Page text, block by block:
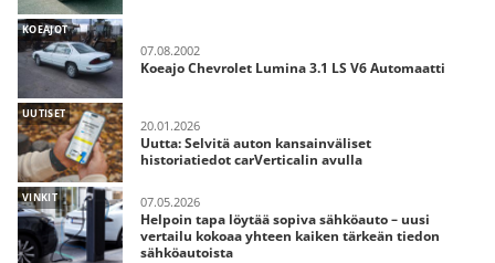
KOEAJOT
07.08.2002
Koeajo Chevrolet Lumina 3.1 LS V6 Automaatti
UUTISET
20.01.2026
Uutta: Selvitä auton kansainväliset
historiatiedot carVerticalin avulla
VINKIT 07.05.2026
Helpoin tapa löytää sopiva sähköauto – uusi
vertailu kokoaa yhteen kaiken tärkeän tiedon
sähköautoista